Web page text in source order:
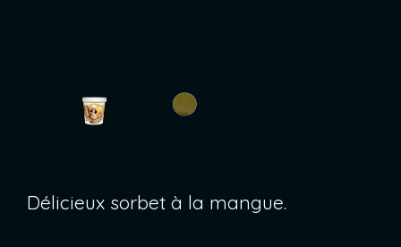
Délicieux sorbet à la mangue.